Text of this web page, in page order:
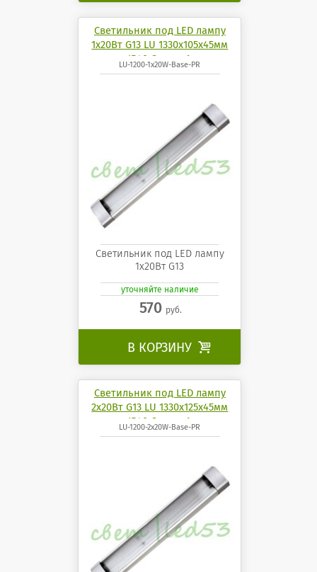
Светильник под LED лампу
1х20Вт G13 LU 1330х105х45мм
IP40 СириусА
LU-1200-1x20W-Base-PR
Светильник под LED лампу
1х20Вт G13
уточняйте наличие
570 руб.
В КОРЗИНУ 
Светильник под LED лампу
2х20Вт G13 LU 1330х125х45мм
IP40 СириусА
LU-1200-2x20W-Base-PR